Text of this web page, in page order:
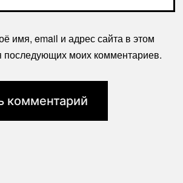
имя, email и адрес сайта в этом
последующих моих комментариев.